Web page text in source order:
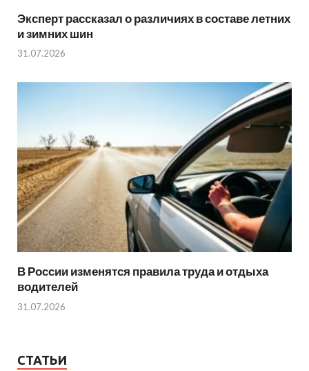
Эксперт рассказал о различиях в составе летних
и зимних шин
31.07.2026
В России изменятся правила труда и отдыха
водителей
31.07.2026
СТАТЬИ